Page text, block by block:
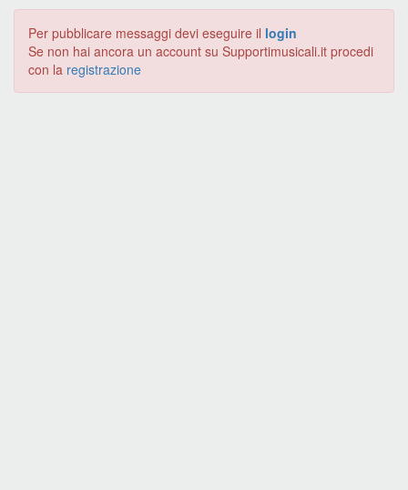
Per pubblicare messaggi devi eseguire il login
Se non hai ancora un account su Supportimusicali.it procedi
con la registrazione